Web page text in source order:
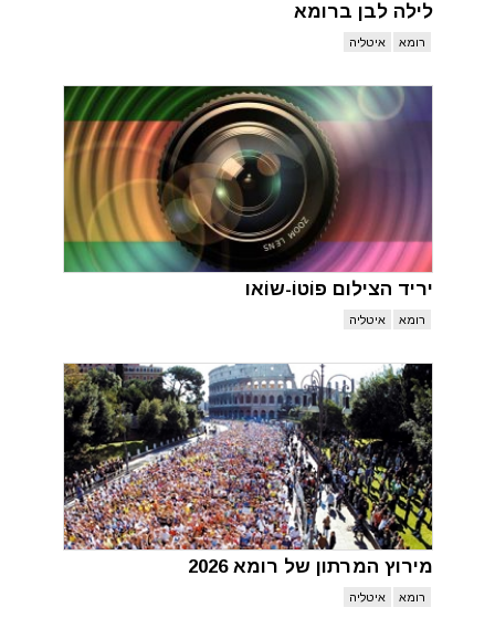
לילה לבן ברומא
רומא איטליה
יריד הצילום פוֹטוֹ-שוֹאו
רומא איטליה
מירוץ המרתון של רומא 2026
רומא איטליה